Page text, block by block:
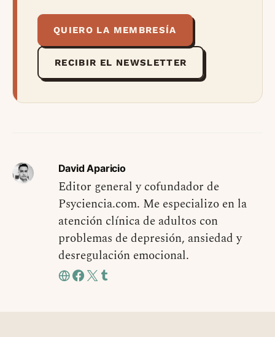
QUIERO LA MEMBRESÍA
RECIBIR EL NEWSLETTER
David Aparicio
Editor general y cofundador de
Psyciencia.com. Me especializo en la
atención clínica de adultos con
problemas de depresión, ansiedad y
desregulación emocional.